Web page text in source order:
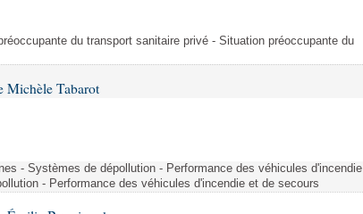
du transport sanitaire privé - Situation préoccupante du
Michèle Tabarot
- Systèmes de dépollution - Performance des véhicules d'incendie
- Performance des véhicules d'incendie et de secours